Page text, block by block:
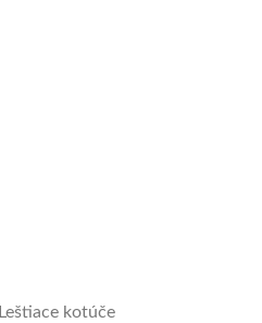
Leštiace kotúče